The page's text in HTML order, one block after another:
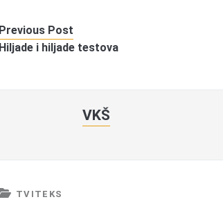
Previous Post
Hiljade i hiljade testova
VKŠ
TVITEKS